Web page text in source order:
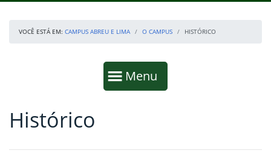
VOCÊ ESTÁ EM: CAMPUS ABREU E LIMA O CAMPUS HISTÓRICO
Mostrar
Menu
Fim da navegação
Início do conteúdo
Histórico